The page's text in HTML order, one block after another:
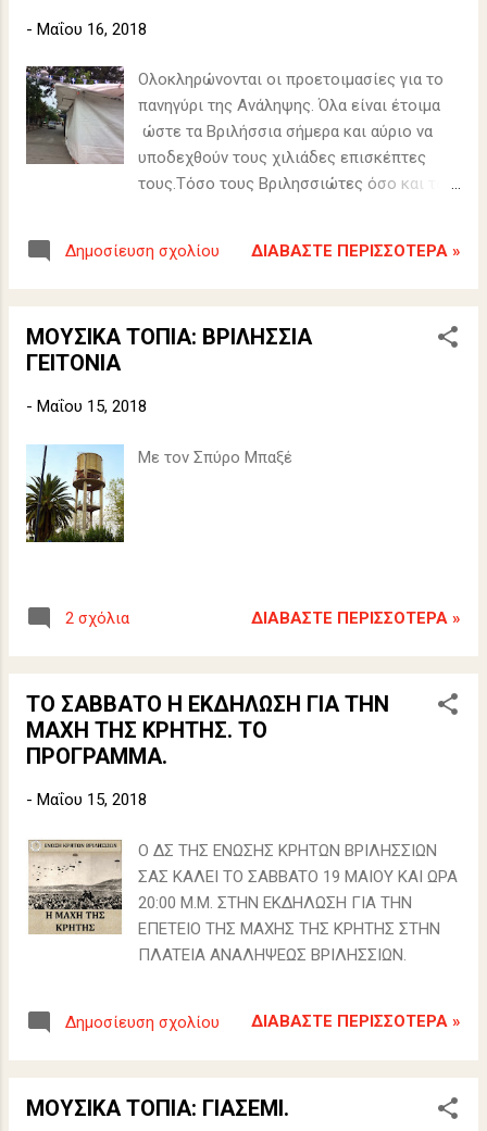
επικοινωνίας: 2108046275.
- Μαΐου 16, 2018
Ολοκληρώνονται οι προετοιμασίες για το
πανηγύρι της Ανάληψης. Όλα είναι έτοιμα
ώστε τα Βριλήσσια σήμερα και αύριο να
υποδεχθούν τους χιλιάδες επισκέπτες
τους.Τόσο τους Βριλησσιώτες όσο και το
φαίνεται από τις φωτογραφίες που
δημοσιεύουμε οι προετοιμασίες του
χρόνο έτσι κι εφέτος αναμένεται τις δύο
ψαλεί στον Ι.Ν. Αναλήψεως μέγας
ιερής εικόνας με τη συνοδεία των αρχών
της πόλης. ΔΕΙΤΕ ΤΙΣ ΦΩΤΟΓΡΑΦΙΕΣ.
Δημοσίευση σχολίου ΔΙΑΒΆΣΤΕ ΠΕΡΙΣΣΌΤΕΡΑ »
ΜΟΥΣΙΚΑ ΤΟΠΙΑ: ΒΡΙΛΗΣΣΙΑ
ΓΕΙΤΟΝΙΑ
- Μαΐου 15, 2018
Με τον Σπύρο Μπαξέ
2 σχόλια ΔΙΑΒΆΣΤΕ ΠΕΡΙΣΣΌΤΕΡΑ »
ΤΟ ΣΑΒΒΑΤΟ Η ΕΚΔΗΛΩΣΗ ΓΙΑ ΤΗΝ
ΜΑΧΗ ΤΗΣ ΚΡΗΤΗΣ. ΤΟ
ΠΡΟΓΡΑΜΜΑ.
- Μαΐου 15, 2018
O ΔΣ ΤΗΣ ΕΝΩΣΗΣ ΚΡΗΤΩΝ ΒΡΙΛΗΣΣΙΩΝ
ΣAΣ KAΛEI TO ΣABBATO 19 MAIOY KAI ΩPA
20:00 Μ.Μ. ΣTHN EKΔHΛΩΣH ΓIA THN
EΠETEIO THΣ MAXHΣ THΣ KPHTHΣ ΣTHN
ΠΛATEIA ANAΛHΨEΩΣ BPIΛHΣΣIΩN.
Δημοσίευση σχολίου ΔΙΑΒΆΣΤΕ ΠΕΡΙΣΣΌΤΕΡΑ »
ΜΟΥΣΙΚΑ ΤΟΠΙΑ: ΓΙΑΣΕΜΙ.